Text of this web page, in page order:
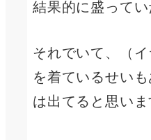
結果的に盛ってい
それでいて、（
を着ているせい
は出てると思いま